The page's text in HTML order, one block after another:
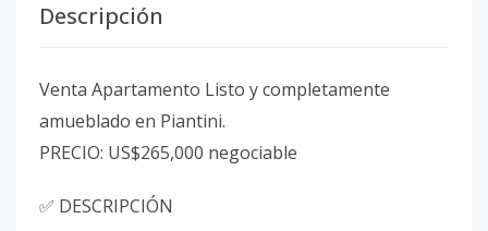
Descripción
Venta Apartamento Listo y completamente
amueblado en Piantini.
PRECIO: US$265,000 negociable
✅ DESCRIPCIÓN